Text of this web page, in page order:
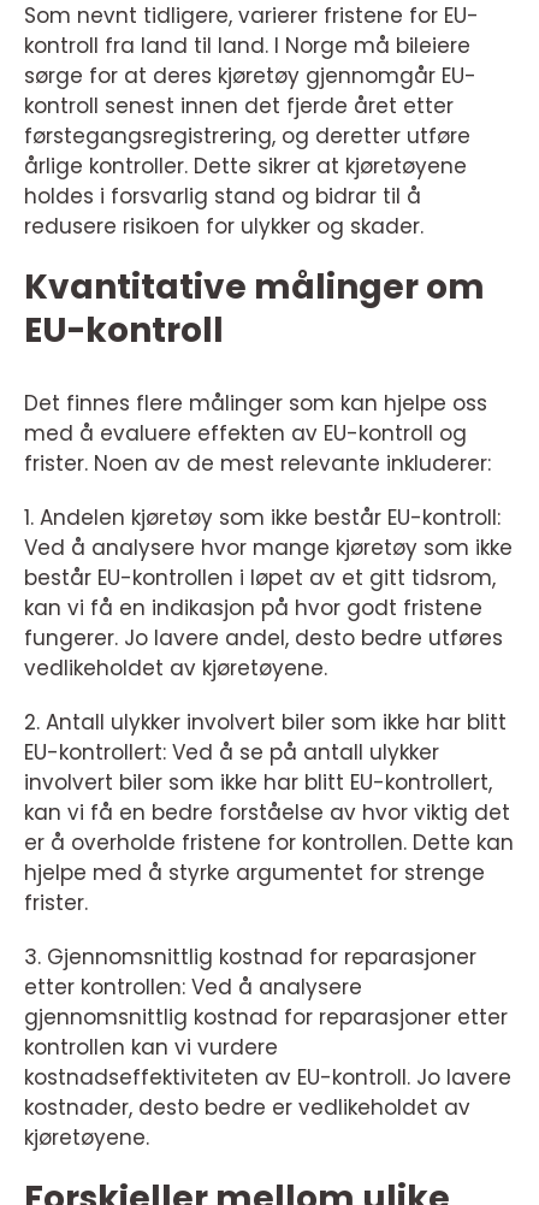
Som nevnt tidligere, varierer fristene for EU-
kontroll fra land til land. I Norge må bileiere
sørge for at deres kjøretøy gjennomgår EU-
kontroll senest innen det fjerde året etter
førstegangsregistrering, og deretter utføre
årlige kontroller. Dette sikrer at kjøretøyene
holdes i forsvarlig stand og bidrar til å
redusere risikoen for ulykker og skader.
Kvantitative målinger om
EU-kontroll
Det finnes flere målinger som kan hjelpe oss
med å evaluere effekten av EU-kontroll og
frister. Noen av de mest relevante inkluderer:
1. Andelen kjøretøy som ikke består EU-kontroll:
Ved å analysere hvor mange kjøretøy som ikke
består EU-kontrollen i løpet av et gitt tidsrom,
kan vi få en indikasjon på hvor godt fristene
fungerer. Jo lavere andel, desto bedre utføres
vedlikeholdet av kjøretøyene.
2. Antall ulykker involvert biler som ikke har blitt
EU-kontrollert: Ved å se på antall ulykker
involvert biler som ikke har blitt EU-kontrollert,
kan vi få en bedre forståelse av hvor viktig det
er å overholde fristene for kontrollen. Dette kan
hjelpe med å styrke argumentet for strenge
frister.
3. Gjennomsnittlig kostnad for reparasjoner
etter kontrollen: Ved å analysere
gjennomsnittlig kostnad for reparasjoner etter
kontrollen kan vi vurdere
kostnadseffektiviteten av EU-kontroll. Jo lavere
kostnader, desto bedre er vedlikeholdet av
kjøretøyene.